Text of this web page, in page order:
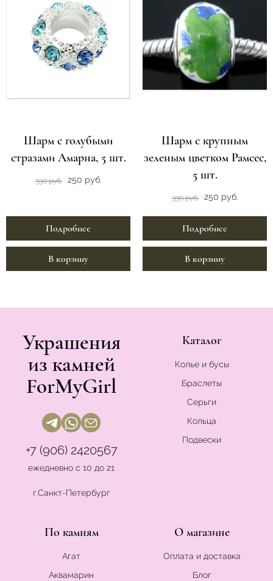
Шарм с голубыми
стразами Амарна, 5 шт.
330 руб. 250 руб.
Подробнее
В корзину
Шарм с крупным
зеленым цветком Рамсес,
5 шт.
330 руб. 250 руб.
Подробнее
В корзину
Украшения
из камней
ForMyGirl
+7 (906) 2420567
ежедневно с 10 до 21
г.Санкт-Петербург
Каталог
Колье и бусы
Браслеты
Серьги
Кольца
Подвески
По камням
Агат
Аквамарин
О магазине
Оплата и доставка
Блог